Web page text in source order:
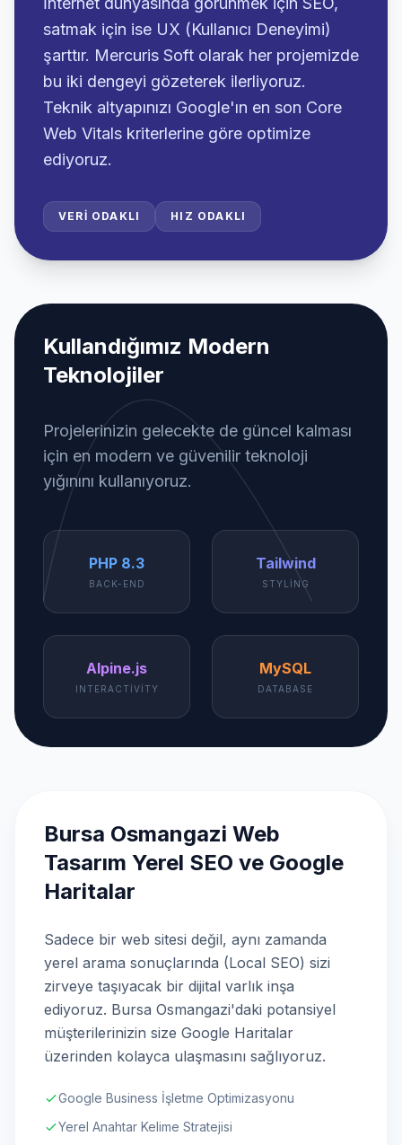
satmak için ise UX (Kullanıcı Deneyimi)
şarttır. Mercuris Soft olarak her projemizde
bu iki dengeyi gözeterek ilerliyoruz.
Teknik altyapınızı Google'ın en son Core
Web Vitals kriterlerine göre optimize
ediyoruz.
VERI ODAKLI HIZ ODAKLI
Kullandığımız Modern
Teknolojiler
Projelerinizin gelecekte de güncel kalması
için en modern ve güvenilir teknoloji
yığınını kullanıyoruz.
PHP 8.3
BACK-END
Tailwind
STYLING
Alpine.js
INTERACTIVITY
MySQL
DATABASE
Bursa Osmangazi Web
Tasarım Yerel SEO ve Google
Haritalar
Sadece bir web sitesi değil, aynı zamanda
yerel arama sonuçlarında (Local SEO) sizi
zirveye taşıyacak bir dijital varlık inşa
ediyoruz. Bursa Osmangazi'daki potansiyel
müşterilerinizin size Google Haritalar
üzerinden kolayca ulaşmasını sağlıyoruz.
Google Business İşletme Optimizasyonu
Yerel Anahtar Kelime Stratejisi